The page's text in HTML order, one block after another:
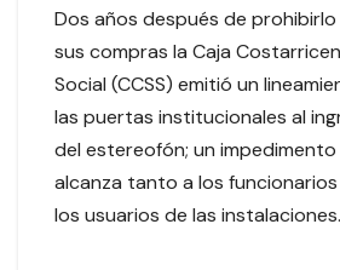
Dos años después de
sus compras la Caja
Social (CCSS) emitió un
las puertas institucionales al
del estereofón; un
alcanza tanto a los
los usuarios de las instalaciones.